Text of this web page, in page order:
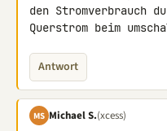
den Stromverbrauch
Querstrom beim
Antwort
MS Michael S.(xcess)